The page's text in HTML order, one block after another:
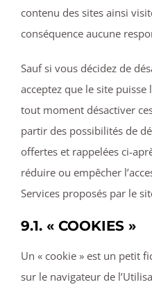
contenu des sites ainsi
conséquence aucune
Sauf si vous décidez de
acceptez que le site
tout moment désactiver
partir des possibilités de
offertes et rappelées ci-
réduire ou empêcher
Services proposés par le
9.1. « COOKIES »
Un « cookie » est un petit
sur le navigateur de